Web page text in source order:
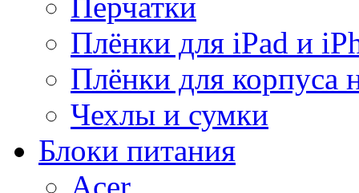
Плёнки для iPad и
Плёнки для корпуса
Чехлы и сумки
Блоки питания
Acer